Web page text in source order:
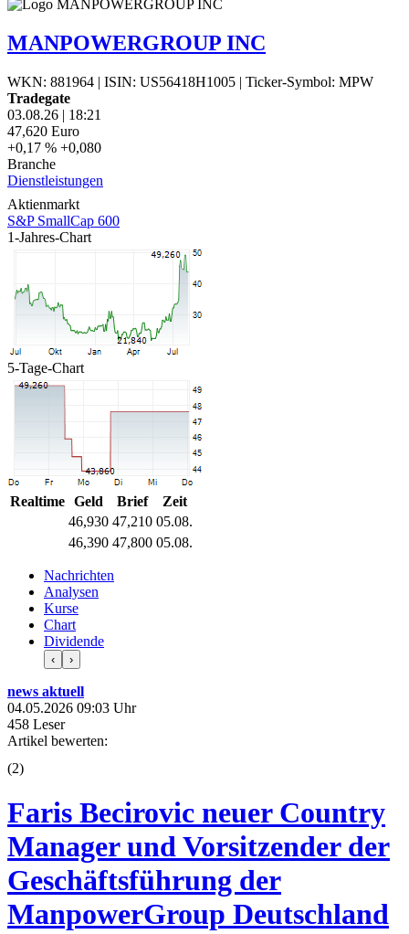
MANPOWERGROUP INC
WKN: 881964 | ISIN: US56418H1005 | Ticker-Symbol: MPW
Tradegate
03.08.26 | 18:21
47,620 Euro
+0,17 % +0,080
Branche
Dienstleistungen
Aktienmarkt
S&P SmallCap 600
1-Jahres-Chart
5-Tage-Chart
Realtime Geld Brief
Zeit
46,930 47,210 05.08.
46,390 47,800 05.08.
Nachrichten
Analysen
Kurse
Chart
Dividende
‹ ›
news aktuell
04.05.2026 09:03 Uhr
458 Leser
Artikel bewerten:
(2)
Faris Becirovic neuer Country
Manager und Vorsitzender der
Geschäftsführung der
ManpowerGroup Deutschland